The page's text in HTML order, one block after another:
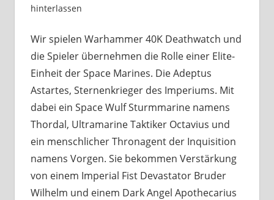
hinterlassen
Wir spielen Warhammer 40K Deathwatch und
die Spieler übernehmen die Rolle einer Elite-
Einheit der Space Marines. Die Adeptus
Astartes, Sternenkrieger des Imperiums. Mit
dabei ein Space Wulf Sturmmarine namens
Thordal, Ultramarine Taktiker Octavius und
ein menschlicher Thronagent der Inquisition
namens Vorgen. Sie bekommen Verstärkung
von einem Imperial Fist Devastator Bruder
Wilhelm und einem Dark Angel Apothecarius